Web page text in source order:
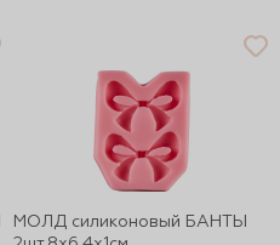
МОЛД силиконовый БАНТЫ